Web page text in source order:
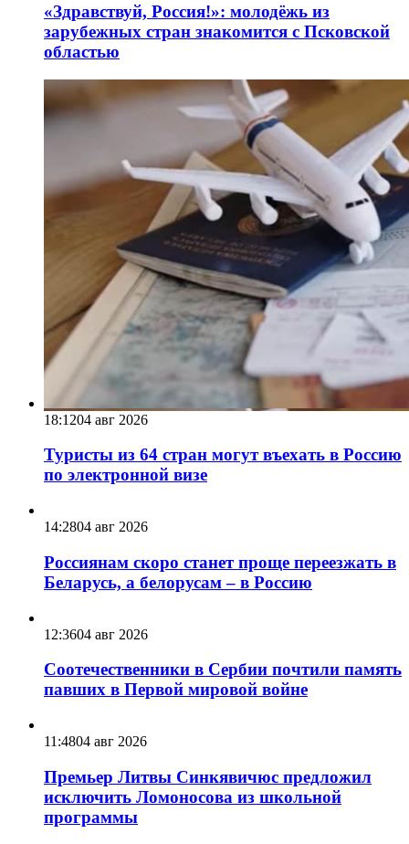
«Здравствуй, Россия!»: молодёжь из
зарубежных стран знакомится с Псковской
областью
18:1204 авг 2026
Туристы из 64 стран могут въехать в Россию
по электронной визе
14:2804 авг 2026
Россиянам скоро станет проще переезжать в
Беларусь, а белорусам – в Россию
12:3604 авг 2026
Соотечественники в Сербии почтили память
павших в Первой мировой войне
11:4804 авг 2026
Премьер Литвы Синкявичюс предложил
исключить Ломоносова из школьной
программы